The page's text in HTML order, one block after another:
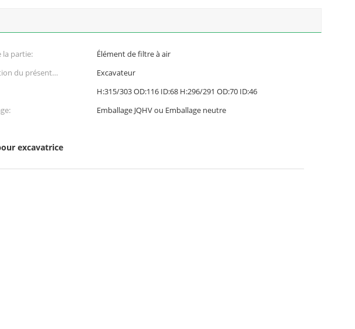
la partie:
Élément de filtre à air
du présent
Excavateur
H:315/303 OD:116 ID:68 H:296/291 OD:70 ID:46
Emballage JQHV ou Emballage neutre
excavatrice